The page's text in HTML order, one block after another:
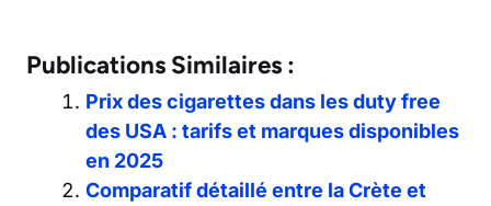
Publications Similaires :
Prix des cigarettes dans les duty free
des USA : tarifs et marques disponibles
en 2025
Comparatif détaillé entre la Crète et